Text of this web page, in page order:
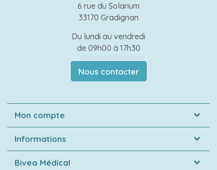
6 rue du Solarium
33170 Gradignan
Du lundi au vendredi
de 09h00 à 17h30
Nous contacter
Mon compte
Informations
Bivea Médical